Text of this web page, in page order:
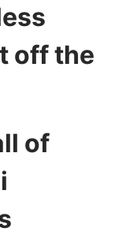
off the
of